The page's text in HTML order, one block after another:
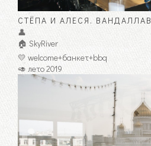
СТЁПА И АЛЕСЯ. ВАНДАЛЛАВ
👤
🏠 SkyRiver
💛 welcome+банкет+bbq
🥑 лето 2019